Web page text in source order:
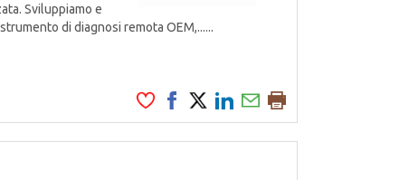
Sviluppiamo e
di diagnosi remota OEM,......